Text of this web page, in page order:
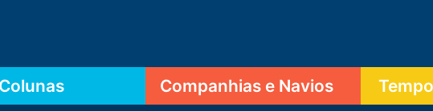
Colunas Companhias e Navios